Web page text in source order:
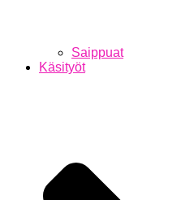
Saippuat
Käsityöt